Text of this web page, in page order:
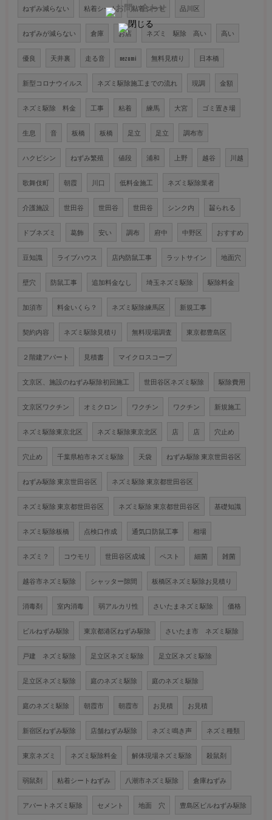
ねずみ減らない 粘着シート 粘着シート 品川区
ねずみが減らない 倉庫 お店 ネズミ 駆除 高い 高い
優良 天井裏 走る音 nezumi 無料見積り 日本橋
新型コロナウイルス ネズミ駆除施工までの流れ 現調 金額
ネズミ駆除 料金 工事 粘着 練馬 大宮 ゴミ置き場
生息 音 板橋 板橋 足立 足立 調布市
ハクビシン ねずみ繁殖 値段 浦和 上野 越谷 川越
歌舞伎町 朝霞 川口 低料金施工 ネズミ駆除業者
介護施設 世田谷 世田谷 世田谷 シンク内 齧られる
ドブネズミ 葛飾 安い 調布 府中 中野区 おすすめ
豆知識 ライブハウス 店内防鼠工事 ラットサイン 地面穴
壁穴 防鼠工事 追加料金なし 埼玉ネズミ駆除 駆除料金
加須市 料金いくら？ ネズミ駆除練馬区 新規工事
契約内容 ネズミ駆除見積り 無料現場調査 東京都豊島区
２階建アパート 見積書 マイクロスコープ
文京区、施設のねずみ駆除初回施工 世田谷区ネズミ駆除 駆除費用
文京区ワクチン オミクロン ワクチン ワクチン 新規施工
ネズミ駆除東京北区 ネズミ駆除東京北区 店 店 穴止め
穴止め 千葉県柏市ネズミ駆除 天袋 ねずみ駆除 東京世田谷区
ねずみ駆除 東京世田谷区 ネズミ駆除 東京都世田谷区
ネズミ駆除 東京都世田谷区 ネズミ駆除 東京都世田谷区 基礎知識
ネズミ駆除板橋 点検口作成 通気口防鼠工事 相場
ネズミ？ コウモリ 世田谷区成城 ペスト 細菌 雑菌
越谷市ネズミ駆除 シャッター隙間 板橋区ネズミ駆除お見積り
消毒剤 室内消毒 弱アルカリ性 さいたまネズミ駆除 価格
ビルねずみ駆除 東京都港区ねずみ駆除 さいたま市 ネズミ駆除
戸建 ネズミ駆除 足立区ネズミ駆除 足立区ネズミ駆除
足立区ネズミ駆除 庭のネズミ駆除 庭のネズミ駆除
庭のネズミ駆除 朝霞市 朝霞市 お見積 お見積
新宿区ねずみ駆除 店舗ねずみ駆除 ネズミ鳴き声 ネズミ種類
東京ネズミ ネズミ駆除料金 解体現場ネズミ駆除 殺鼠剤
弱鼠剤 粘着シートねずみ 八潮市ネズミ駆除 倉庫ねずみ
アパートネズミ駆除 セメント 地面 穴 豊島区ビルねずみ駆除